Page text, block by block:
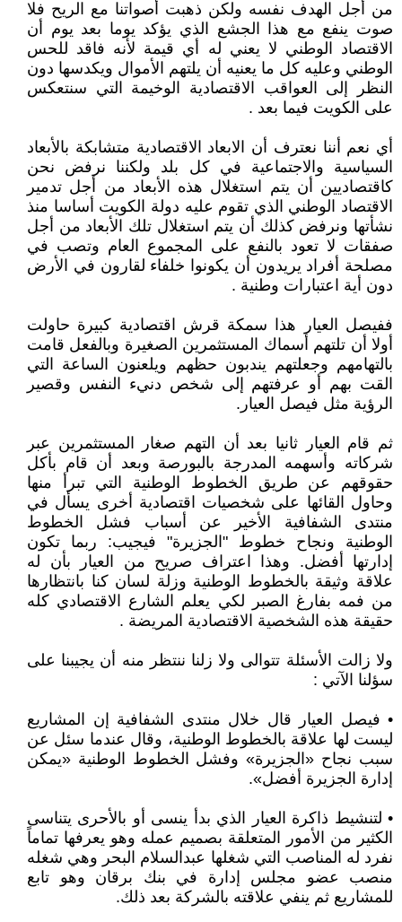
من أجل الهدف نفسه ولكن ذهبت أصواتنا مع الريح فلا
صوت ينفع مع هذا الجشع الذي يؤكد يوما بعد يوم أن
الاقتصاد الوطني لا يعني له أي قيمة لأنه فاقد للحس
الوطني وعليه كل ما يعنيه أن يلتهم الأموال ويكدسها دون
النظر إلى العواقب الاقتصادية الوخيمة التي سنتعكس
على الكويت فيما بعد .
أي نعم أننا نعترف أن الابعاد الاقتصادية متشابكة بالأبعاد
السياسية والاجتماعية في كل بلد ولكننا نرفض نحن
كاقتصاديين أن يتم استغلال هذه الأبعاد من أجل تدمير
الاقتصاد الوطني الذي تقوم عليه دولة الكويت أساسا منذ
نشأتها ونرفض كذلك أن يتم استغلال تلك الأبعاد من أجل
صفقات لا تعود بالنفع على المجموع العام وتصب في
مصلحة أفراد يريدون أن يكونوا خلفاء لقارون في الأرض
دون أية اعتبارات وطنية .
ففيصل العيار هذا سمكة قرش اقتصادية كبيرة حاولت
أولا أن تلتهم أسماك المستثمرين الصغيرة وبالفعل قامت
بالتهامهم وجعلتهم يندبون حظهم ويلعنون الساعة التي
القت بهم أو عرفتهم إلى شخص دنيء النفس وقصير
الرؤية مثل فيصل العيار.
ثم قام العيار ثانيا بعد أن التهم صغار المستثمرين عبر
شركاته وأسهمه المدرجة بالبورصة وبعد أن قام بأكل
حقوقهم عن طريق الخطوط الوطنية التي تبرأ منها
وحاول القائها على شخصيات اقتصادية أخرى يسأل في
منتدى الشفافية الأخير عن أسباب فشل الخطوط
الوطنية ونجاح خطوط "الجزيرة" فيجيب: ربما تكون
إدارتها أفضل. وهذا اعتراف صريح من العيار بأن له
علاقة وثيقة بالخطوط الوطنية وزلة لسان كنا بانتظارها
من فمه بفارغ الصبر لكي يعلم الشارع الاقتصادي كله
حقيقة هذه الشخصية الاقتصادية المريضة .
ولا زالت الأسئلة تتوالى ولا زلنا ننتظر منه أن يجيبنا على
سؤلنا الآتي :
• فيصل العيار قال خلال منتدى الشفافية إن المشاريع
ليست لها علاقة بالخطوط الوطنية، وقال عندما سئل عن
سبب نجاح «الجزيرة» وفشل الخطوط الوطنية «يمكن
إدارة الجزيرة أفضل».
• لتنشيط ذاكرة العيار الذي بدأ ينسى أو بالأحرى يتناسى
الكثير من الأمور المتعلقة بصميم عمله وهو يعرفها تماماً
نفرد له المناصب التي شغلها عبدالسلام البحر وهي شغله
منصب عضو مجلس إدارة في بنك برقان وهو تابع
للمشاريع ثم ينفي علاقته بالشركة بعد ذلك.